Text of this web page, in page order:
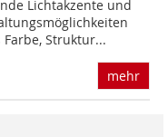
Lichtakzente und
Struktur...
mehr